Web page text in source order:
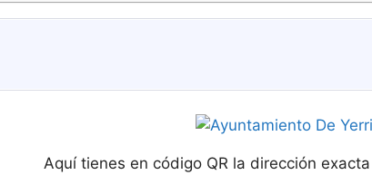
Aquí tienes en código QR la dirección